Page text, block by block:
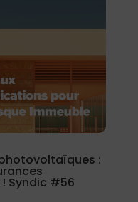
:
Syndic #56